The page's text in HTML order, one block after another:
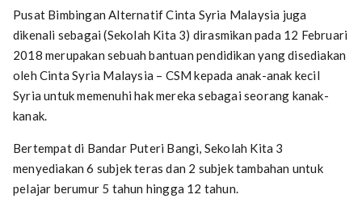
Pusat Bimbingan Alternatif Cinta Syria Malaysia juga
dikenali sebagai (Sekolah Kita 3) dirasmikan pada 12 Februari
2018 merupakan sebuah bantuan pendidikan yang disediakan
oleh Cinta Syria Malaysia – CSM kepada anak-anak kecil
Syria untuk memenuhi hak mereka sebagai seorang kanak-
kanak.
Bertempat di Bandar Puteri Bangi, Sekolah Kita 3
menyediakan 6 subjek teras dan 2 subjek tambahan untuk
pelajar berumur 5 tahun hingga 12 tahun.